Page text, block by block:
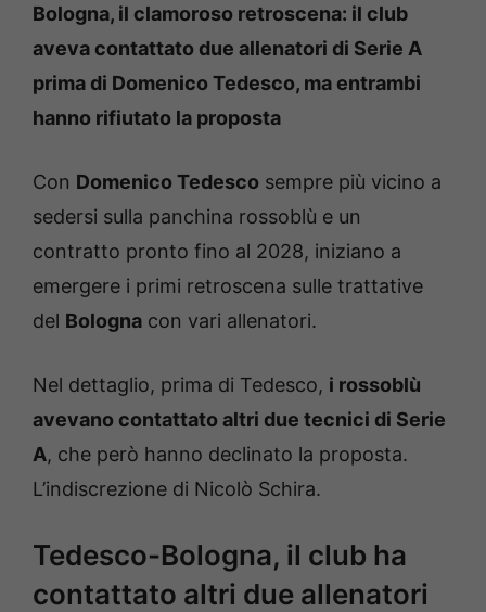
Bologna, il clamoroso retroscena: il club
aveva contattato due allenatori di Serie A
prima di Domenico Tedesco, ma entrambi
hanno rifiutato la proposta
Con Domenico Tedesco sempre più vicino a
sedersi sulla panchina rossoblù e un
contratto pronto fino al 2028, iniziano a
emergere i primi retroscena sulle trattative
del Bologna con vari allenatori.
Nel dettaglio, prima di Tedesco, i rossoblù
avevano contattato altri due tecnici di Serie
A, che però hanno declinato la proposta.
L’indiscrezione di Nicolò Schira.
Tedesco-Bologna, il club ha
contattato altri due allenatori